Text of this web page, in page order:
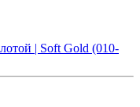
| Soft Gold (010-